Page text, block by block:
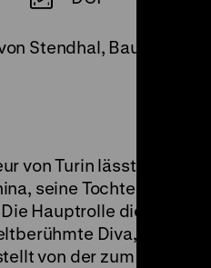
Stendhal, Bauten:
von Turin lässt einen
seine Tochter, liebt den
Hauptrolle dieses
Diva, die
von der zum Ufa-